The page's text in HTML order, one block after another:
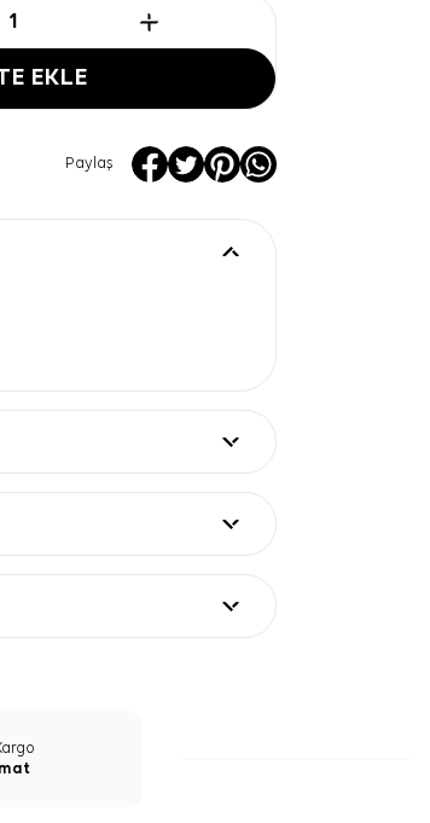
EKLE
Paylaş